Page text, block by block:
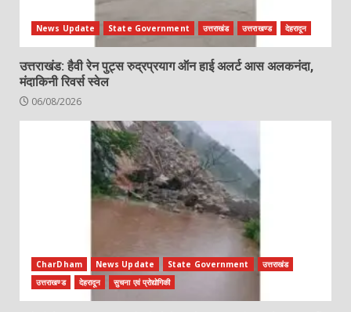
News Update State Government उत्तराखंड उत्तराखण्ड देहरादून
उत्तराखंड: हैवी रेन पुट्स रुद्रप्रयाग ऑन हाई अलर्ट आस अलकनंदा,
मंदाकिनी रिवर्स स्वेल
06/08/2026
CharDham News Update State Government
उत्तराखंड
उत्तराखण्ड
देहरादून सुचना एवं प्रोद्योगिकी